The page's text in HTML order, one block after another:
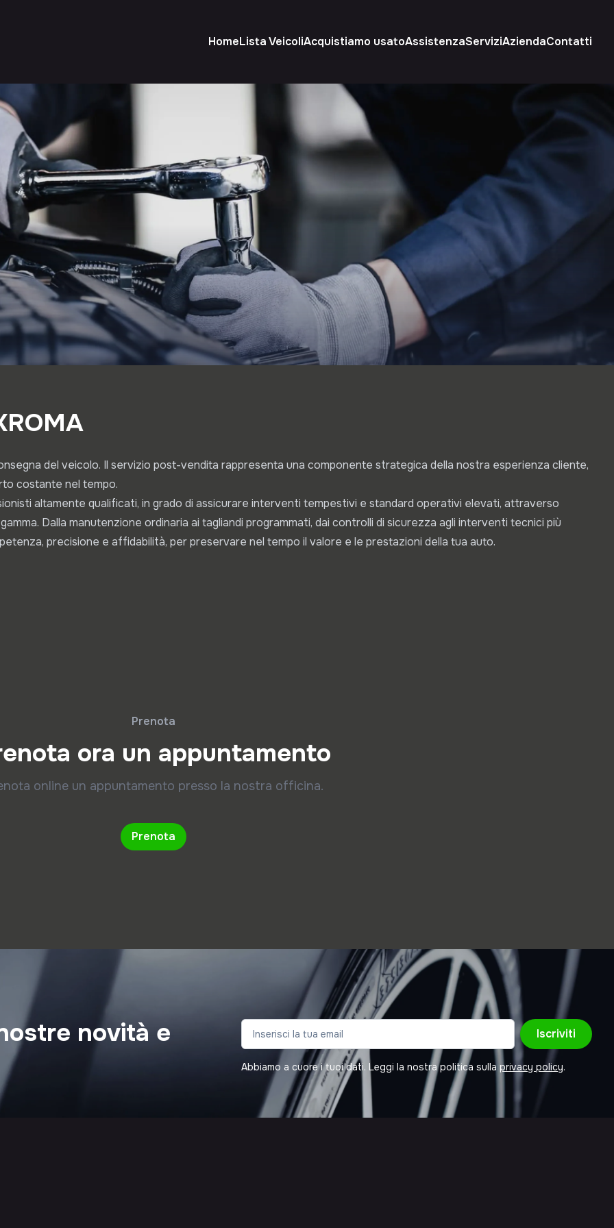
HomeLista VeicoliAcquistiamo usatoAssistenzaServiziAziendaContatti
del veicolo. Il servizio post-vendita rappresenta una componente strategica della nostra esperienza cliente,
costante nel tempo.
altamente qualificati, in grado di assicurare interventi tempestivi e standard operativi elevati, attraverso
Dalla manutenzione ordinaria ai tagliandi programmati, dai controlli di sicurezza agli interventi tecnici più
precisione e affidabilità, per preservare nel tempo il valore e le prestazioni della tua auto.
Prenota
ora un appuntamento
online un appuntamento presso la nostra officina.
Prenota
novità e Iscriviti
Abbiamo a cuore i tuoi dati. Leggi la nostra politica sulla privacy policy.